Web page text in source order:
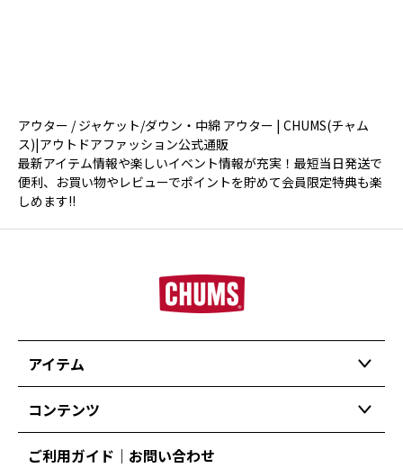
アウター / ジャケット/ダウン・中綿 アウター | CHUMS(チャム
ス)|アウトドアファッション公式通販
最新アイテム情報や楽しいイベント情報が充実！最短当日発送で
便利、お買い物やレビューでポイントを貯めて会員限定特典も楽
しめます!!
アイテム
コンテンツ
ご利用ガイド｜お問い合わせ